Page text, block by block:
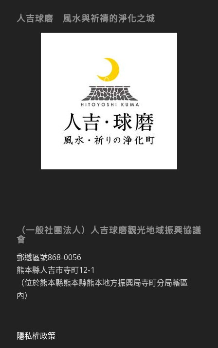
人吉球磨 風水與祈禱的淨化之城
（一般社團法人）人吉球磨觀光地域振興協議
會
郵遞區號868-0056
熊本縣人吉市寺町12-1
（位於熊本縣熊本縣熊本地方振興局寺町分局轄區
內）
隱私權政策